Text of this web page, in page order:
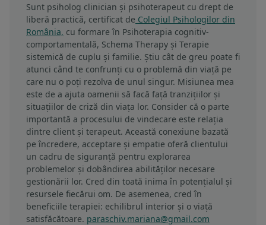
Sunt psiholog clinician și psihoterapeut cu drept de
liberă practică, certificat de Colegiul Psihologilor din
România, cu formare în Psihoterapia cognitiv-
comportamentală, Schema Therapy și Terapie
sistemică de cuplu și familie. Știu cât de greu poate fi
atunci când te confrunți cu o problemă din viață pe
care nu o poți rezolva de unul singur. Misiunea mea
este de a ajuta oamenii să facă față tranzițiilor și
situațiilor de criză din viața lor. Consider că o parte
importantă a procesului de vindecare este relația
dintre client și terapeut. Această conexiune bazată
pe încredere, acceptare și empatie oferă clientului
un cadru de siguranță pentru explorarea
problemelor și dobândirea abilităților necesare
gestionării lor. Cred din toată inima în potențialul și
resursele fiecărui om. De asemenea, cred în
beneficiile terapiei: echilibrul interior și o viață
satisfăcătoare. paraschiv.mariana@gmail.com